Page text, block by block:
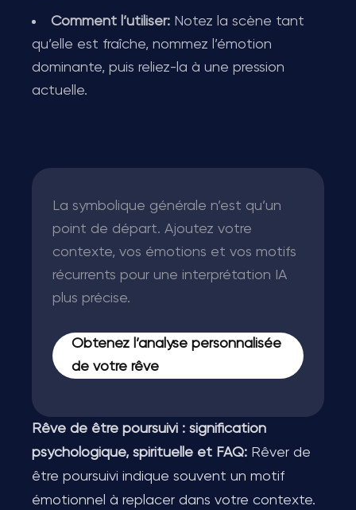
Comment l’utiliser: Notez la scène tant
qu’elle est fraîche, nommez l’émotion
dominante, puis reliez-la à une pression
actuelle.
La symbolique générale n’est qu’un
point de départ. Ajoutez votre
contexte, vos émotions et vos motifs
récurrents pour une interprétation IA
plus précise.
Obtenez l’analyse personnalisée
de votre rêve
Rêve de être poursuivi : signification
psychologique, spirituelle et FAQ: Rêver de
être poursuivi indique souvent un motif
émotionnel à replacer dans votre contexte.